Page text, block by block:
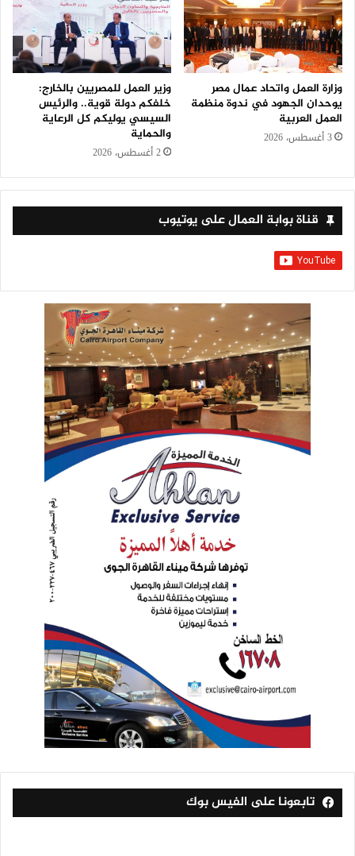
وزارة العمل واتحاد عمال مصر
يوحدان الجهود في ندوة منظمة
العمل العربية
3 أغسطس، 2026
وزير العمل للمصريين بالخارج:
خلفكم دولة قوية.. والرئيس
السيسي يوليكم كل الرعاية
والحماية
2 أغسطس، 2026
قناة بوابة العمال على يوتيوب
تابعونا على الفيس بوك